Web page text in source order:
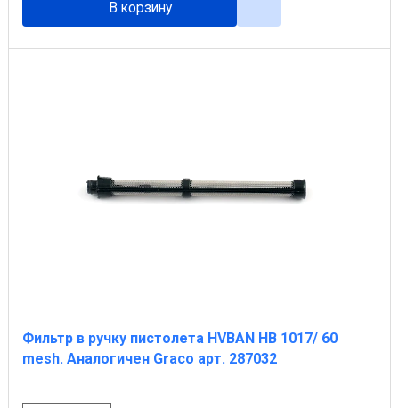
В корзину
Фильтр в ручку пистолета HVBAN НВ 1017/ 60
mesh. Аналогичен Graco арт. 287032